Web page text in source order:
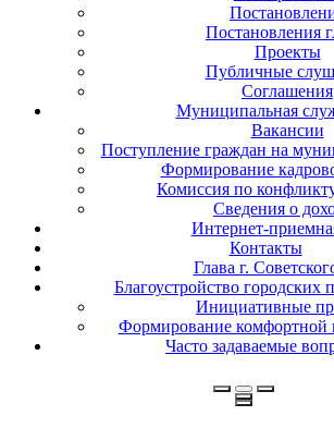
Постановления
Проекты
Публичные
Соглашения
Муниципальная
Вакансии
Поступление граждан на
Формирование
Комиссия по
Сведения о
Интернет-
Контакты
Глава г.
Благоустройство городских
Инициативные
Формирование комфортной
Часто задаваемые